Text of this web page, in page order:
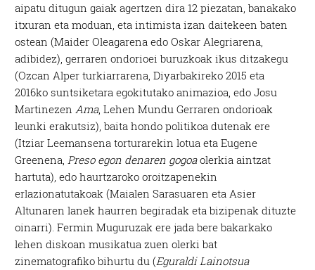
aipatu ditugun gaiak agertzen dira 12 piezatan, banakako
itxuran eta moduan, eta intimista izan daitekeen baten
ostean (Maider Oleagarena edo Oskar Alegriarena,
adibidez), gerraren ondorioei buruzkoak ikus ditzakegu
(Ozcan Alper turkiarrarena, Diyarbakireko 2015 eta
2016ko suntsiketara egokitutako animazioa, edo Josu
MartinezenAma, Lehen Mundu Gerraren ondorioak
leunki erakutsiz), baita hondo politikoa dutenak ere
(Itziar Leemansena torturarekin lotua eta Eugene
Greenena,Preso egon denaren gogoaolerkia aintzat
hartuta), edo haurtzaroko oroitzapenekin
erlazionatutakoak (Maialen Sarasuaren eta Asier
Altunaren lanek haurren begiradak eta bizipenak dituzte
oinarri). Fermin Muguruzak ere jada bere bakarkako
lehen diskoan musikatua zuen olerki bat
zinematografiko bihurtu du (Eguraldi Lainotsua